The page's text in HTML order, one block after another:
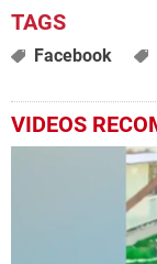
Facebook
VIDEOS